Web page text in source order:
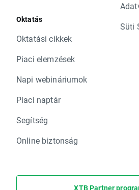
Oktatás
Oktatási cikkek
Piaci elemzések
Napi webináriumok
Piaci naptár
Segítség
Online biztonság
Süti
XTB Partner